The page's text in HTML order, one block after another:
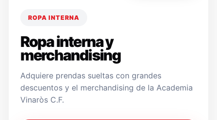
ROPA INTERNA
Ropa interna y
merchandising
Adquiere prendas sueltas con grandes
descuentos y el merchandising de la Academia
Vinaròs C.F.